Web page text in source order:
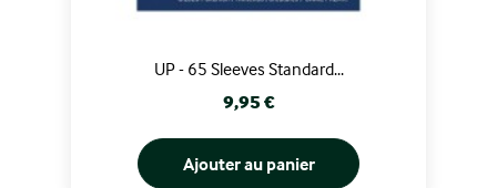
UP - 65 Sleeves Standard...
Prix
9,95 €
Ajouter au panier